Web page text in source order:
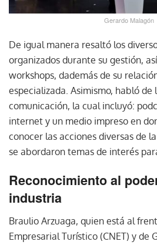
Gerardo Malagón
De igual manera resaltó los
organizados durante su gestión,
workshops, dademás de su
especializada. Asimismo, habló de
comunicación, la cual incluyó:
internet y un medio impreso en
conocer las acciones diversas de
se abordaron temas de interés
Reconocimiento al
industria
Braulio Arzuaga, quien está al
Empresarial Turístico (CNET) y de